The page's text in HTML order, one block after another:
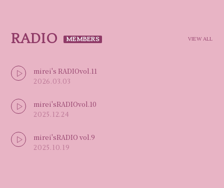
RADIO VIEW ALL
mirei's RADIOvol.11
2026.03.03
mirei'sRADIOvol.10
2025.12.24
mirei'sRADIO vol.9
2025.10.19